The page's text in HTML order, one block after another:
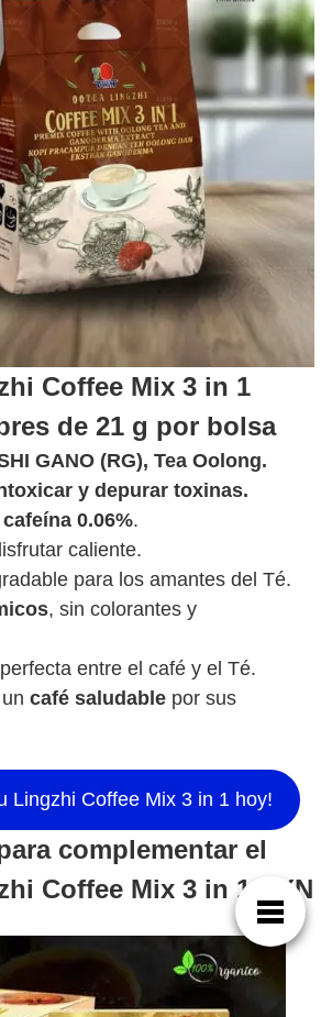
Coffee Mix 3 in 1
de 21 g por bolsa
GANO (RG), Tea Oolong.
y depurar toxinas.
cafeína 0.06%.
caliente.
para los amantes del Té.
, sin colorantes y
entre el café y el Té.
café saludable por sus
Lingzhi Coffee Mix 3 in 1 hoy!
complementar el
Coffee Mix 3 in 1 DXN